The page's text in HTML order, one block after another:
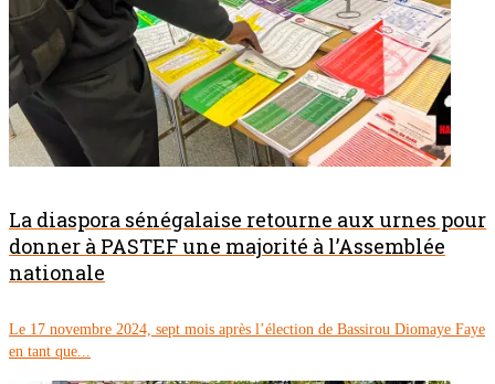
La diaspora sénégalaise retourne aux urnes pour
donner à PASTEF une majorité à l’Assemblée
nationale
Le 17 novembre 2024, sept mois après l’élection de Bassirou Diomaye Faye
en tant que...